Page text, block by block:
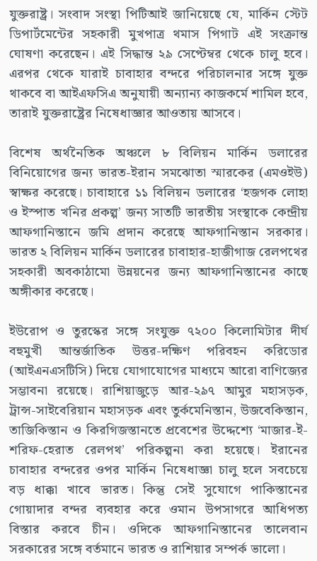
যুক্তরাষ্ট্র। সংবাদ সংস্থা পিটিআই জানিয়েছে যে, মার্কিন স্টেট
ডিপার্টমেন্টের সহকারী মুখপাত্র থমাস পিগাট এই সংক্রান্ত
ঘোষণা করেছেন। এই সিদ্ধান্ত ২৯ সেপ্টেম্বর থেকে চালু হবে।
এরপর থেকে যারাই চাবাহার বন্দরে পরিচালনার সঙ্গে যুক্ত
থাকবে বা আইএফসিএ অনুযায়ী অন্যান্য কাজকর্মে শামিল হবে,
তারাই যুক্তরাষ্ট্রের নিষেধাজ্ঞার আওতায় আসবে।
বিশেষ অর্থনৈতিক অঞ্চলে ৮ বিলিয়ন মার্কিন ডলারের
বিনিয়োগের জন্য ভারত-ইরান সমঝোতা স্মারকের (এমওইউ)
স্বাক্ষর করেছে। চাবাহারে ১১ বিলিয়ন ডলারের ‘হজগক লোহা
ও ইস্পাত খনির প্রকল্প’ জন্য সাতটি ভারতীয় সংস্থাকে কেন্দ্রীয়
আফগানিস্তানে জমি প্রদান করেছে আফগানিস্তান সরকার।
ভারত ২ বিলিয়ন মার্কিন ডলারের চাবাহার-হাজীগাজ রেলপথের
সহকারী অবকাঠামো উন্নয়নের জন্য আফগানিস্তানের কাছে
অঙ্গীকার করেছে।
ইউরোপ ও তুরস্কের সঙ্গে সংযুক্ত ৭২০০ কিলোমিটার দীর্ঘ
বহুমুখী আন্তর্জাতিক উত্তর-দক্ষিণ পরিবহন করিডোর
(আইএনএসটিসি) দিয়ে যোগাযোগের মাধ্যমে আরো বাণিজ্যের
সম্ভাবনা রয়েছে। রাশিয়াজুড়ে আর-২৯৭ আমুর মহাসড়ক,
ট্রান্স-সাইবেরিয়ান মহাসড়ক এবং তুর্কমেনিস্তান, উজবেকিস্তান,
তাজিকিস্তান ও কিরগিজস্তানতে প্রবেশের উদ্দেশ্যে ‘মাজার-ই-
শরিফ-হেরাত রেলপথ’ পরিকল্পনা করা হয়েছে। ইরানের
চাবাহার বন্দরের ওপর মার্কিন নিষেধাজ্ঞা চালু হলে সবচেয়ে
বড় ধাক্কা খাবে ভারত। কিন্তু সেই সুযোগে পাকিস্তানের
গোয়াদার বন্দর ব্যবহার করে ওমান উপসাগরে আধিপত্য
বিস্তার করবে চীন। ওদিকে আফগানিস্তানের তালেবান
সরকারের সঙ্গে বর্তমানে ভারত ও রাশিয়ার সম্পর্ক ভালো।